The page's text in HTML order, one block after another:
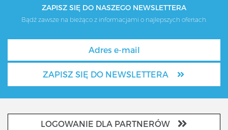
ZAPISZ SIĘ DO NASZEGO NEWSLETTERA
Bądź zawsze na bieżąco z informacjami o najlepszych ofertach.
ZAPISZ SIĘ DO NEWSLETTERA
LOGOWANIE DLA PARTNERÓW